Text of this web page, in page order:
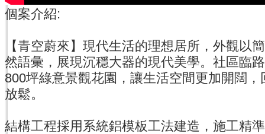
個案介紹:
【青空蔚來】現代生活的理想居所，外觀以
然語彙，展現沉穩大器的現代美學。社區臨
800坪綠意景觀花園，讓生活空間更加開闊
放鬆。
結構工程採用系統鋁模板工法建造，施工精